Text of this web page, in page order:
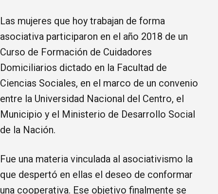
Las mujeres que hoy trabajan de forma
asociativa participaron en el año 2018 de un
Curso de Formación de Cuidadores
Domiciliarios dictado en la Facultad de
Ciencias Sociales, en el marco de un convenio
entre la Universidad Nacional del Centro, el
Municipio y el Ministerio de Desarrollo Social
de la Nación.
Fue una materia vinculada al asociativismo la
que despertó en ellas el deseo de conformar
una cooperativa. Ese objetivo finalmente se